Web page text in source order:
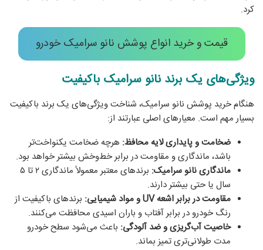
کرد.
قیمت و خرید انواع پوشش نانو سرامیک خودرو
ویژگی‌های یک برند نانو سرامیک باکیفیت
هنگام خرید پوشش نانو سرامیک، شناخت ویژگی‌های یک برند باکیفیت
بسیار مهم است. معیارهای اصلی عبارتند از:
ضخامت و پایداری لایه محافظ: هرچه ضخامت یکنواخت‌تر
باشد، ماندگاری و مقاومت در برابر خط‌وخش بیشتر خواهد بود.
ماندگاری نانو سرامیک:
برندهای معتبر معمولاً ماندگاری ۲ تا ۵
سال یا حتی بیشتر دارند.
مقاومت در برابر اشعه UV و مواد شیمیایی:
برندهای باکیفیت از
رنگ خودرو در برابر آفتاب و باران اسیدی محافظت می‌کنند.
خاصیت آب‌گریزی و ضد آلودگی: باعث می‌شود سطح خودرو
مدت طولانی‌تری تمیز بماند.